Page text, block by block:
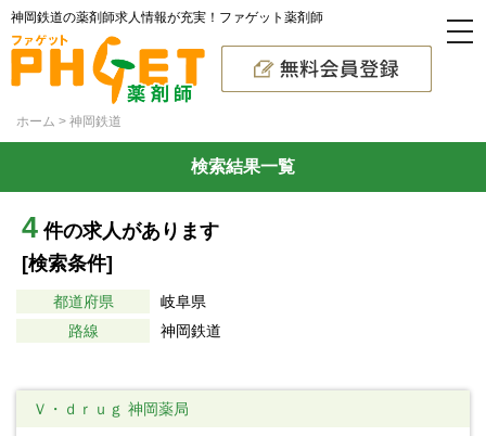
神岡鉄道の薬剤師求人情報が充実！ファゲット薬剤師
ホーム 神岡鉄道
検索結果一覧
4 件の求人があります
[検索条件]
都道府県
岐阜県
路線
神岡鉄道
Ｖ・ｄｒｕｇ 神岡薬局